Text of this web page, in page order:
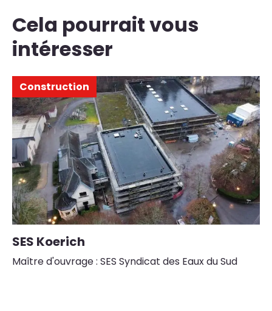
Cela pourrait vous
intéresser
Construction
SES Koerich
Maître d'ouvrage : SES Syndicat des Eaux du Sud